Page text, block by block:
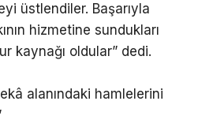
üstlendiler. Başarıyla
hizmetine sundukları
kaynağı oldular” dedi.
alanındaki hamlelerini